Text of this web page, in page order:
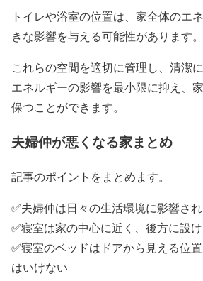
トイレや浴室の位置は、家全体のエ
きな影響を与える可能性があります。
これらの空間を適切に管理し、清潔
エネルギーの影響を最小限に抑え、
保つことができます。
夫婦仲が悪くなる家まとめ
記事のポイントをまとめます。
✅夫婦仲は日々の生活環境に影響さ
✅寝室は家の中心に近く、後方に設
✅寝室のベッドはドアから見える位
はいけない